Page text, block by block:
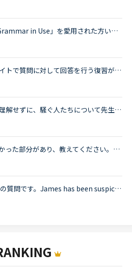
これまでに「Essential Grammar in Use」を愛用された方いますか？私事ですが、文法のやり直しをしたくて、「Essential Grammar in Use」を買いました。青い方の「English Grammar in Use」と迷ったのですが、ま...
カランメソッドの復習サイトで質問に対して回答を行う復習があります。リテンションを鍛えるために、文字を見ないで聞き取ったことに回答（＋録音）しています。この中で、単語も文法もすべてわかるのですが、文...
カランメソッドの特性を理解せずに、騒ぐ人たちについて先生方のレビューを見ていると、カランの進め方について苦言を呈しているレビューが目立つように思いました。これについて、個人的には「それは、生徒の方...
初心者です。理解出来なかった部分があり、教えてください。James is asking Charlotte about Gabriella's birthday party. James When was Gabriella's birthday?Charlotte It was last weekend.James How was t...
文法の中級の39についての質問です。James has been suspicious about Andrew's strange behavior lately.James「 Frankly, I don't know why you are still going to that farm. You were only going there for ...